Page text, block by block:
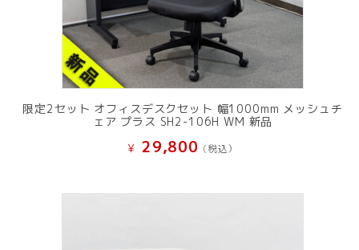
限定2セット オフィスデスクセット 幅1000mm メッシュチ
ェア プラス SH2-106H WM 新品
¥ 29,800 (税込）